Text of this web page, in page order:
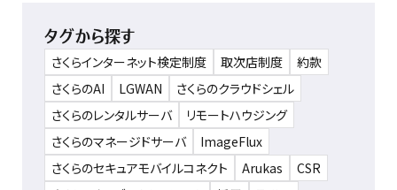
タグから探す
さくらインターネット検定制度 取次店制度
約款
さくらのAI
LGWAN
さくらのクラウドシェル
さくらのレンタルサーバ
リモートハウジング
さくらのマネージドサーバ
ImageFlux
さくらのセキュアモバイルコネクト
Arukas
CSR